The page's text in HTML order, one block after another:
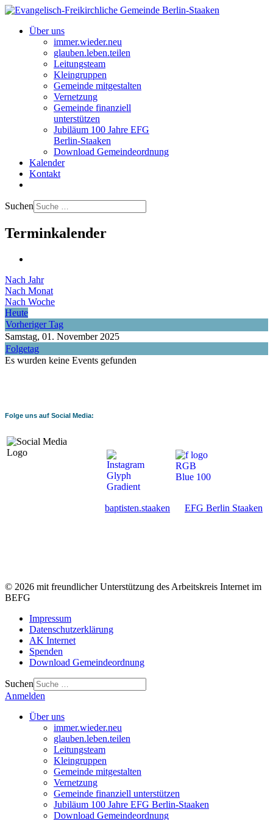
Über uns
immer.wieder.neu
glauben.leben.teilen
Leitungsteam
Kleingruppen
Gemeinde mitgestalten
Vernetzung
Gemeinde finanziell
unterstützen
Jubiläum 100 Jahre EFG
Berlin-Staaken
Download Gemeindeordnung
Kalender
Kontakt
Suchen
Terminkalender
Nach Jahr
Nach Monat
Nach Woche
Heute
Vorheriger Tag
Samstag, 01. November 2025
Folgetag
Es wurden keine Events gefunden
Folge uns auf Social Media:
baptisten.staaken EFG Berlin Staaken
© 2026 mit freundlicher Unterstützung des Arbeitskreis Internet im
BEFG
Impressum
Datenschutzerklärung
AK Internet
Spenden
Download Gemeindeordnung
Suchen
Anmelden
Über uns
immer.wieder.neu
glauben.leben.teilen
Leitungsteam
Kleingruppen
Gemeinde mitgestalten
Vernetzung
Gemeinde finanziell unterstützen
Jubiläum 100 Jahre EFG Berlin-Staaken
Download Gemeindeordnung